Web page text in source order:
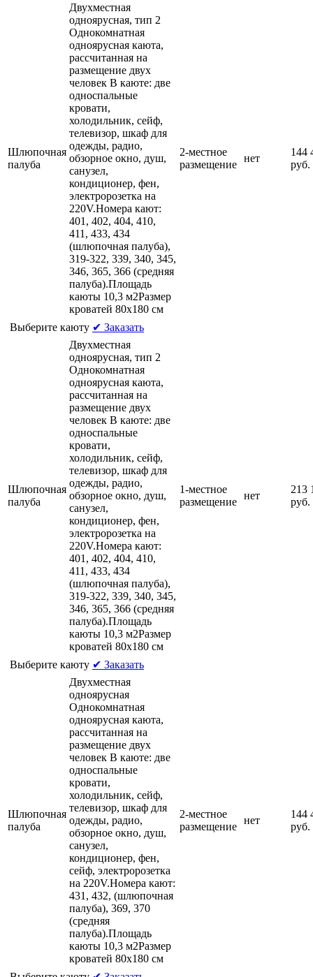
Шлюпочная
палуба
Двухместная
одноярусная, тип 2
Однокомнатная
одноярусная каюта,
рассчитанная на
размещение двух
человек В каюте: две
односпальные
кровати,
холодильник, сейф,
телевизор, шкаф для
одежды, радио,
обзорное окно, душ,
санузел,
кондиционер, фен,
электророзетка на
220V.Номера кают:
401, 402, 404, 410,
411, 433, 434
(шлюпочная палуба),
319-322, 339, 340, 345,
346, 365, 366 (средняя
палуба).Площадь
каюты 10,3 м2Размер
кроватей 80х180 см
2-местное
размещение
нет
144
руб.
Выберите каюту ✔ Заказать
Шлюпочная
палуба
Двухместная
одноярусная, тип 2
Однокомнатная
одноярусная каюта,
рассчитанная на
размещение двух
человек В каюте: две
односпальные
кровати,
холодильник, сейф,
телевизор, шкаф для
одежды, радио,
обзорное окно, душ,
санузел,
кондиционер, фен,
электророзетка на
220V.Номера кают:
401, 402, 404, 410,
411, 433, 434
(шлюпочная палуба),
319-322, 339, 340, 345,
346, 365, 366 (средняя
палуба).Площадь
каюты 10,3 м2Размер
кроватей 80х180 см
1-местное
размещение
нет
213
руб.
Выберите каюту ✔ Заказать
Шлюпочная
палуба
Двухместная
одноярусная
Однокомнатная
одноярусная каюта,
рассчитанная на
размещение двух
человек В каюте: две
односпальные
кровати,
холодильник, сейф,
телевизор, шкаф для
одежды, радио,
обзорное окно, душ,
санузел,
кондиционер, фен,
сейф, электророзетка
на 220V.Номера кают:
431, 432, (шлюпочная
палуба), 369, 370
(средняя
палуба).Площадь
каюты 10,3 м2Размер
кроватей 80х180 см
2-местное
размещение
нет
144
руб.